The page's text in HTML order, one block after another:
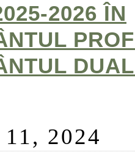
2026 ÎN
11, 2024